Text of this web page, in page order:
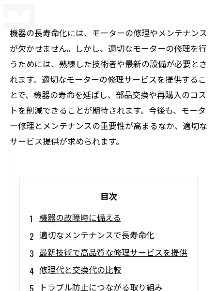
機器の長寿命化には、モーターの修理やメンテナンス
が欠かせません。しかし、適切なモーターの修理を行
うためには、熟練した技術者や最新の設備が必要とさ
れます。適切なモーターの修理サービスを提供するこ
とで、機器の寿命を延ばし、部品交換や再購入のコス
トを削減できることが期待されます。今後も、モータ
ー修理とメンテナンスの重要性が高まるなか、適切な
サービス提供が求められます。
目次
機器の故障時に備える
適切なメンテナンスで長寿命化
最新技術で高品質な修理サービスを提供
修理代と交換代の比較
トラブル防止につながる取り組み